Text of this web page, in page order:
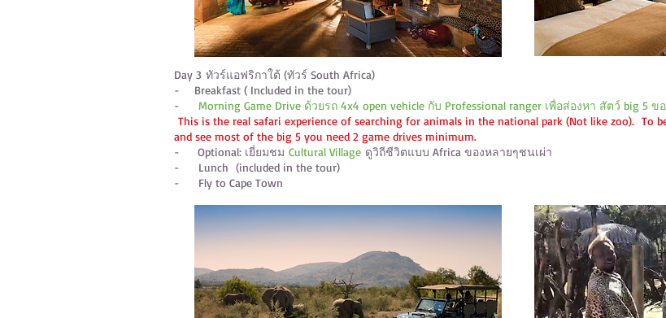
Day 3 ทัวร์แอฟริกาใต้ (ทัวร์ South Africa)
- Breakfast ( Included in the tour)
- Morning Game Drive ด้วยรถ 4x4 open vehicle กับ Professional ranger เพื่อส่องหา สัตว์ big 5 ข
This is the real safari experience of searching for animals in the national park (Not like zoo). To
and see most of the big 5 you need 2 game drives minimum.
- Optional: เยี่ยมชม Cultural Village ดูวิถีชีวิตแบบ Africa ของหลายๆชนเผ่า
- Lunch (included in the tour)
- Fly to Cape Town